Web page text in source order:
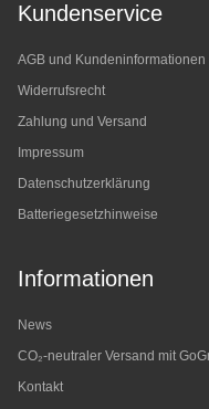
Kundenservice
AGB und Kundeninformationen
Widerrufsrecht
Zahlung und Versand
Impressum
Datenschutzerklärung
Batteriegesetzhinweise
Informationen
News
CO₂-neutraler Versand mit
Kontakt